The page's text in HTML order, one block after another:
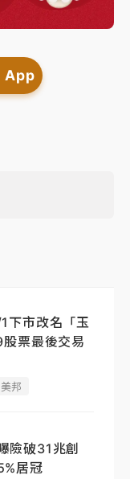
App
下市改名「玉
票最後交易
邦
險破31兆創
居冠